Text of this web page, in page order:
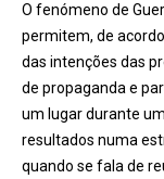
O fenómeno de
permitem, de
das intenções das
de propaganda e
um lugar durante
resultados numa
quando se fala de